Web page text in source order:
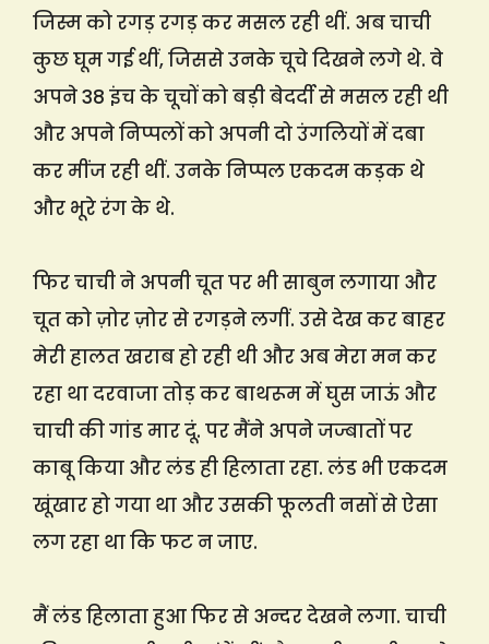
जिस्म को रगड़ रगड़ कर मसल रही थीं. अब चाची
कुछ घूम गई थीं, जिससे उनके चूचे दिखने लगे थे. वे
अपने 38 इंच के चूचों को बड़ी बेदर्दी से मसल रही थी
और अपने निप्पलों को अपनी दो उंगलियों में दबा
कर मींज रही थीं. उनके निप्पल एकदम कड़क थे
और भूरे रंग के थे.
फिर चाची ने अपनी चूत पर भी साबुन लगाया और
चूत को ज़ोर ज़ोर से रगड़ने लगीं. उसे देख कर बाहर
मेरी हालत खराब हो रही थी और अब मेरा मन कर
रहा था दरवाजा तोड़ कर बाथरूम में घुस जाऊं और
चाची की गांड मार दूं. पर मैंने अपने जज्बातों पर
काबू किया और लंड ही हिलाता रहा. लंड भी एकदम
खूंखार हो गया था और उसकी फूलती नसों से ऐसा
लग रहा था कि फट न जाए.
मैं लंड हिलाता हुआ फिर से अन्दर देखने लगा. चाची